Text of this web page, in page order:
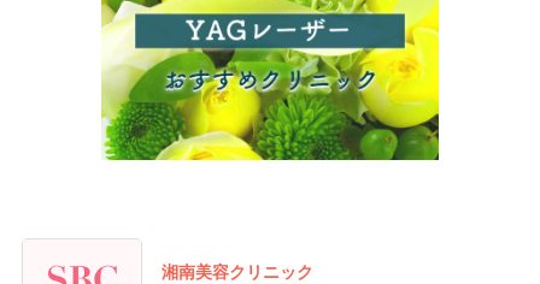
湘南美容クリニック